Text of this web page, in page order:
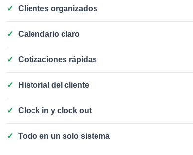
Clientes organizados
Calendario claro
Cotizaciones rápidas
Historial del cliente
Clock in y clock out
Todo en un solo sistema